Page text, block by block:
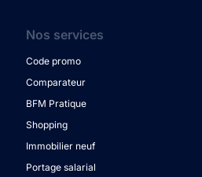
Nos services
Code promo
Comparateur
BFM Pratique
Shopping
Immobilier neuf
Portage salarial